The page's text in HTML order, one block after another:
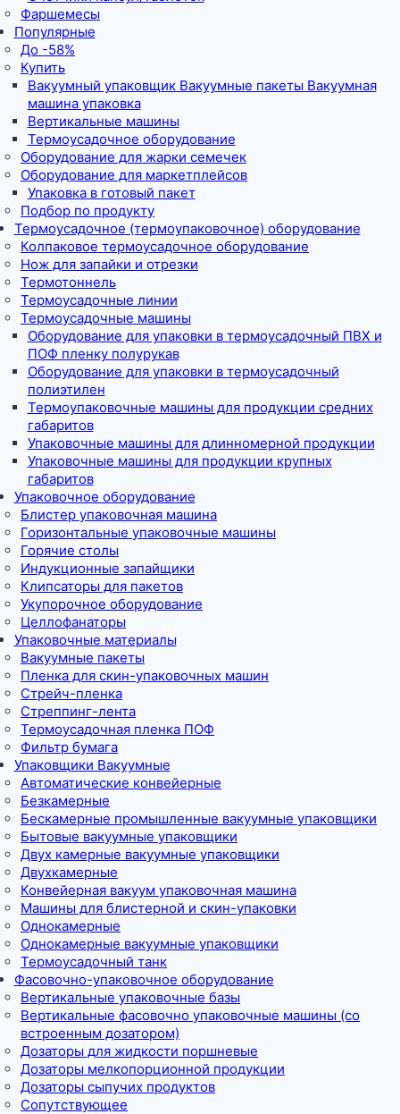
Фаршемесы
Популярные
До -58%
Купить
Вакуумный упаковщик Вакуумные пакеты Вакуумная
машина упаковка
Вертикальные машины
Термоусадочное оборудование
Оборудование для жарки семечек
Оборудование для маркетплейсов
Упаковка в готовый пакет
Подбор по продукту
Термоусадочное (термоупаковочное) оборудование
Колпаковое термоусадочное оборудование
Нож для запайки и отрезки
Термотоннель
Термоусадочные линии
Термоусадочные машины
Оборудование для упаковки в термоусадочный ПВХ и
ПОФ пленку полурукав
Оборудование для упаковки в термоусадочный
полиэтилен
Термоупаковочные машины для продукции средних
габаритов
Упаковочные машины для длинномерной продукции
Упаковочные машины для продукции крупных
габаритов
Упаковочное оборудование
Блистер упаковочная машина
Горизонтальные упаковочные машины
Горячие столы
Индукционные запайщики
Клипсаторы для пакетов
Укупорочное оборудование
Целлофанаторы
Упаковочные материалы
Вакуумные пакеты
Пленка для скин-упаковочных машин
Стрейч-пленка
Стреппинг-лента
Термоусадочная пленка ПОФ
Фильтр бумага
Упаковщики Вакуумные
Автоматические конвейерные
Безкамерные
Бескамерные промышленные вакуумные упаковщики
Бытовые вакуумные упаковщики
Двух камерные вакуумные упаковщики
Двухкамерные
Конвейерная вакуум упаковочная машина
Машины для блистерной и скин-упаковки
Однокамерные
Однокамерные вакуумные упаковщики
Термоусадочный танк
Фасовочно-упаковочное оборудование
Вертикальные упаковочные базы
Вертикальные фасовочно упаковочные машины (со
встроенным дозатором)
Дозаторы для жидкости поршневые
Дозаторы мелкопорционной продукции
Дозаторы сыпучих продуктов
Сопутствующее